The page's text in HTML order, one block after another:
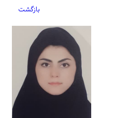
بازگشت